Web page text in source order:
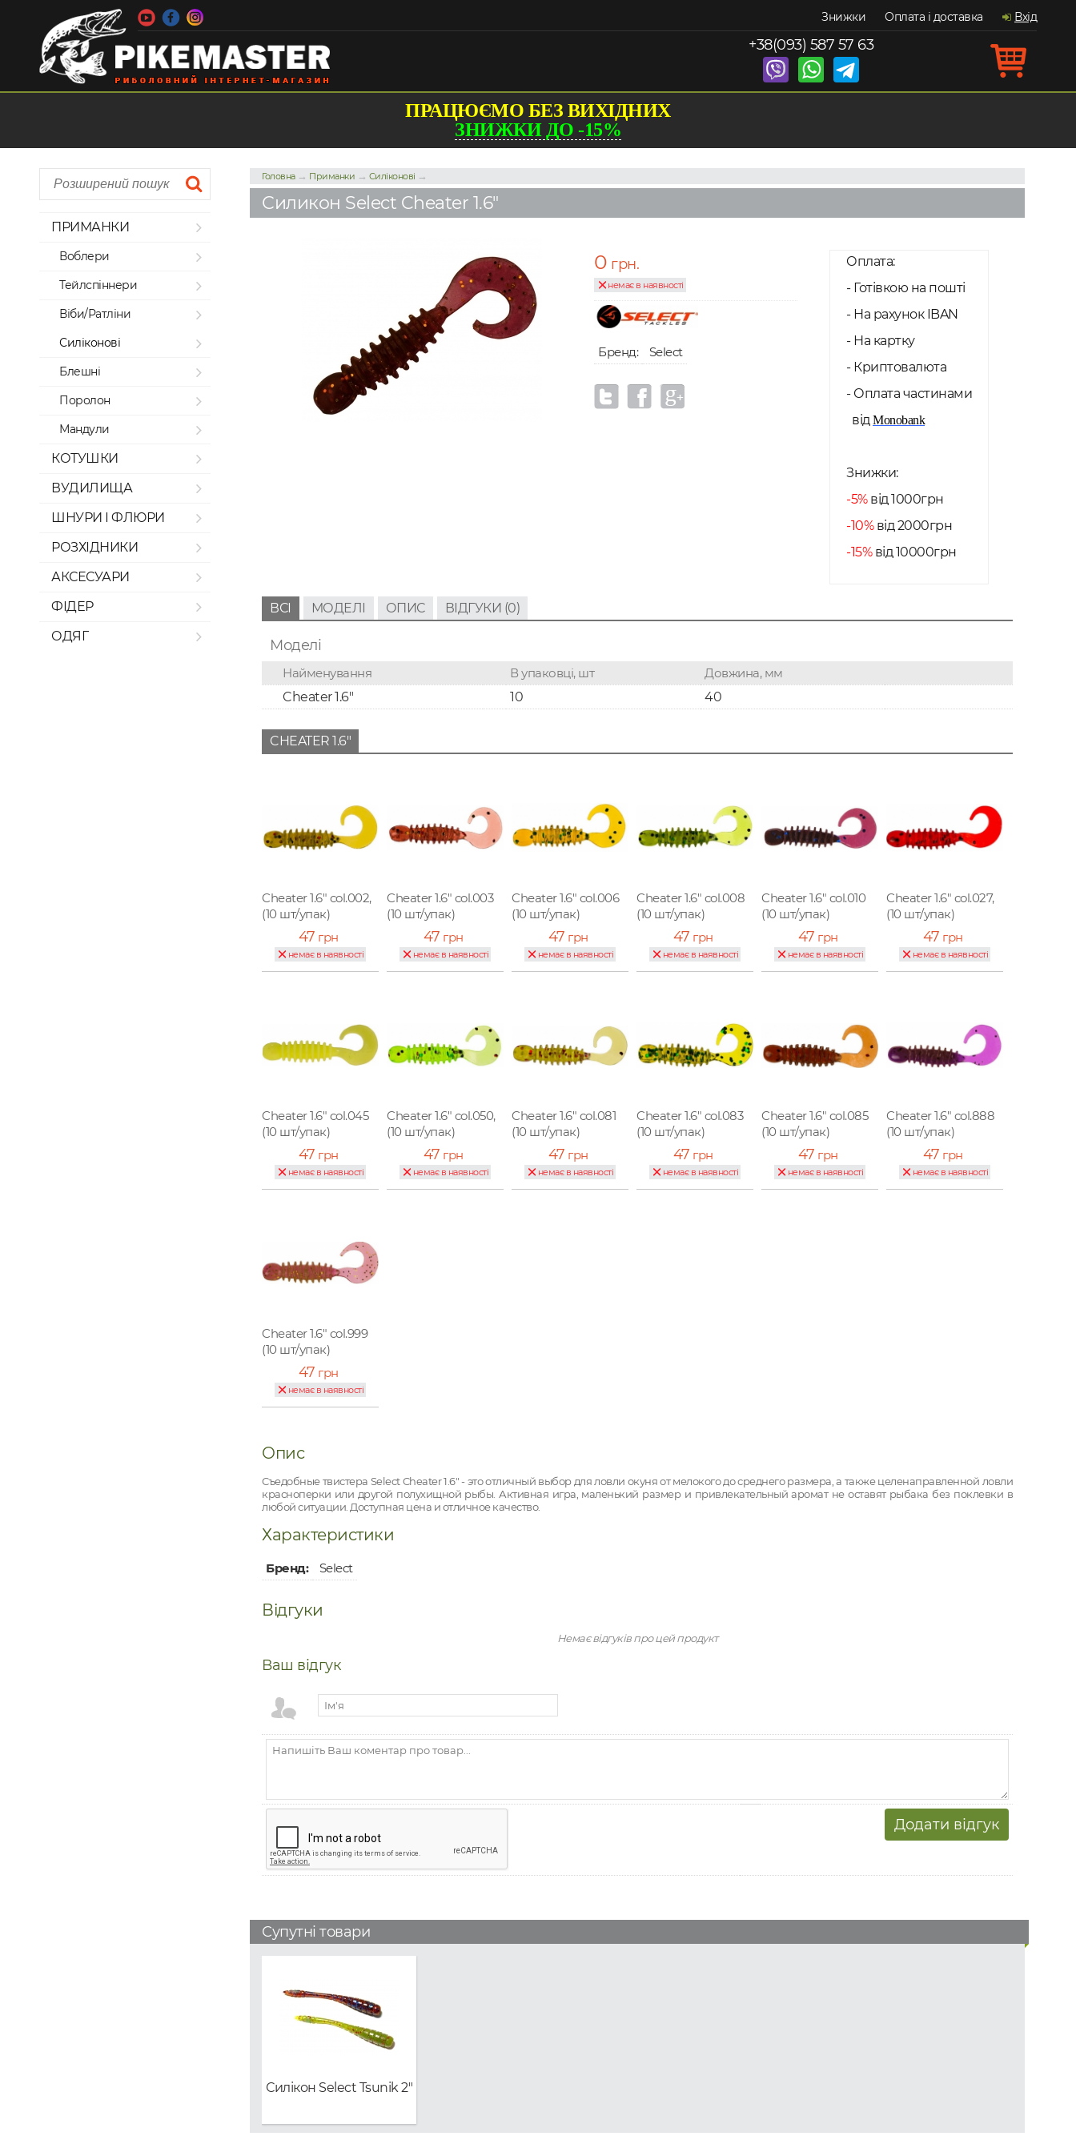
Знижки Оплата і доставка Вхід
+38(093) 587 57 63
ПРАЦЮЄМО БЕЗ ВИХІДНИХ
ЗНИЖКИ ДО -15%
ПРИМАНКИ
Воблери
Тейлспіннери
Віби/Ратліни
Силіконові
Блешні
Поролон
Мандули
КОТУШКИ
ВУДИЛИЩА
ШНУРИ І ФЛЮРИ
РОЗХІДНИКИ
АКСЕСУАРИ
ФІДЕР
ОДЯГ
Головна→ Приманки → Силіконові →
Силикон Select Cheater 1.6"
Оплата:
- Готівкою на пошті
- На рахунок IBAN
- На картку
- Криптовалюта
- Оплата частинами
відMonobank
Знижки:
-5%від 1000грн
-10%від 2000грн
-15%від 10000грн
0 грн.
немає в наявності
Бренд: Select
ВСІ МОДЕЛІ ОПИС ВІДГУКИ (0)
Моделі
Найменування В упаковці, шт
Довжина, мм
Cheater 1.6"
10 40
CHEATER 1.6"
Cheater 1.6" col.002,
(10 шт/упак)
47 грн
немає в наявності
Cheater 1.6" col.003
(10 шт/упак)
47 грн
немає в наявності
Cheater 1.6" col.006
(10 шт/упак)
47 грн
немає в наявності
Cheater 1.6" col.008
(10 шт/упак)
47 грн
немає в наявності
Cheater 1.6" col.010
(10 шт/упак)
47 грн
немає в наявності
Cheater 1.6" col.027,
(10 шт/упак)
47 грн
немає в наявності
Cheater 1.6" col.045
(10 шт/упак)
47 грн
немає в наявності
Cheater 1.6" col.050,
(10 шт/упак)
47 грн
немає в наявності
Cheater 1.6" col.081
(10 шт/упак)
47 грн
немає в наявності
Cheater 1.6" col.083
(10 шт/упак)
47 грн
немає в наявності
Cheater 1.6" col.085
(10 шт/упак)
47 грн
немає в наявності
Cheater 1.6" col.888
(10 шт/упак)
47 грн
немає в наявності
Cheater 1.6" col.999
(10 шт/упак)
47 грн
немає в наявності
Опис
Съедобные твистера Select Cheater 1.6" - это отличный выбор для ловли окуня от мелокого до среднего размера, а также целенаправленной ловли
красноперки или другой полухищной рыбы. Активная игра, маленький размер и привлекательный аромат не оставят рыбака без поклевки в
любой ситуации. Доступная цена и отличное качество.
Характеристики
Бренд: Select
Відгуки
Немає відгуків про цей продукт
Ваш відгук
Супутні товари
Силікон Select Tsunik 2"